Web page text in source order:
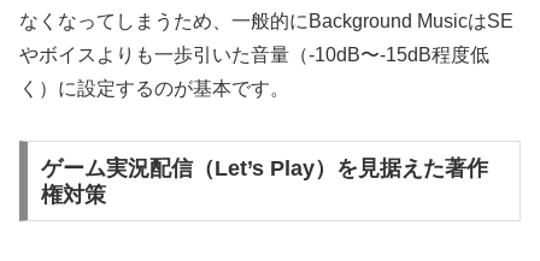
なくなってしまうため、一般的にBackground MusicはSE
やボイスよりも一歩引いた音量（-10dB〜-15dB程度低
く）に設定するのが基本です。
ゲーム実況配信（Let’s Play）を見据えた著作
権対策